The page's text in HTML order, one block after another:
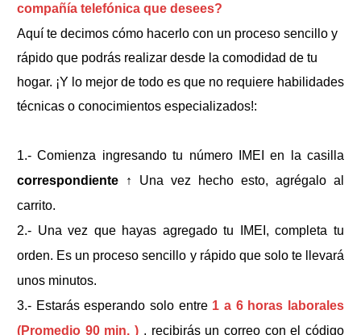
compañía telefónica que desees?
Aquí te decimos cómo hacerlo con un proceso sencillo y
rápido que podrás realizar desde la comodidad de tu
hogar. ¡Y lo mejor de todo es que no requiere habilidades
técnicas o conocimientos especializados!:
1.- Comienza ingresando tu número IMEI en la casilla
correspondiente ↑ Una vez hecho esto, agrégalo al
carrito.
2.- Una vez que hayas agregado tu IMEI, completa tu
orden. Es un proceso sencillo y rápido que solo te llevará
unos minutos.
3.- Estarás esperando solo entre 1 a 6 horas laborales
(Promedio 90 min. ) , recibirás un correo con el código